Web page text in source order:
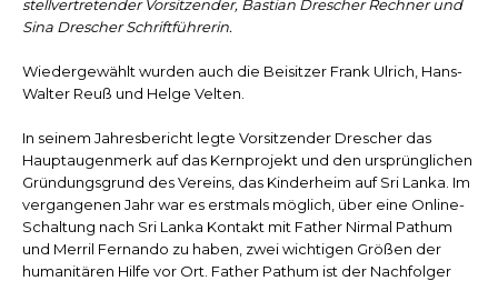
stellvertretender Vorsitzender, Bastian Drescher Rechner und
Sina Drescher Schriftführerin.
Wiedergewählt wurden auch die Beisitzer Frank Ulrich, Hans-
Walter Reuß und Helge Velten.
In seinem Jahresbericht legte Vorsitzender Drescher das
Hauptaugenmerk auf das Kernprojekt und den ursprünglichen
Gründungsgrund des Vereins, das Kinderheim auf Sri Lanka. Im
vergangenen Jahr war es erstmals möglich, über eine Online-
Schaltung nach Sri Lanka Kontakt mit Father Nirmal Pathum
und Merril Fernando zu haben, zwei wichtigen Größen der
humanitären Hilfe vor Ort. Father Pathum ist der Nachfolger